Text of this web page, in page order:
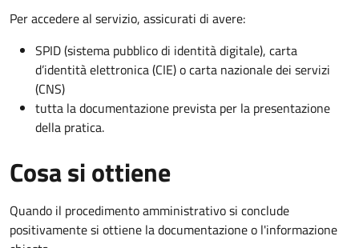
Per accedere al servizio, assicurati di avere:
SPID (sistema pubblico di identità digitale), carta
d’identità elettronica (CIE) o carta nazionale dei servizi
(CNS)
tutta la documentazione prevista per la presentazione
della pratica.
Cosa si ottiene
Quando il procedimento amministrativo si conclude
positivamente si ottiene la documentazione o l'informazione